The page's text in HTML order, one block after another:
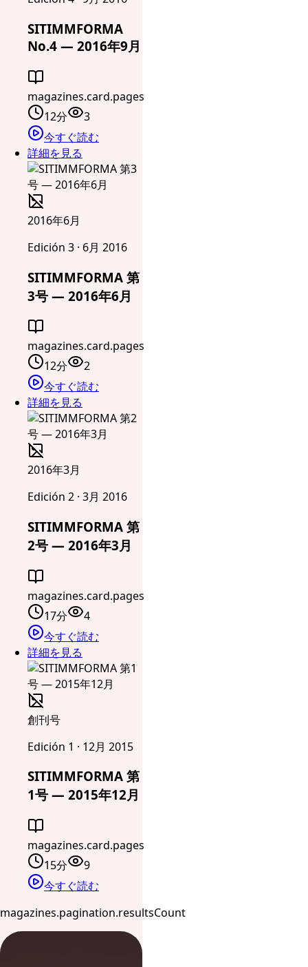
SITIMMFORMA
No.4 — 2016年9月
magazines.card.pages
12分
3
今すぐ読む
詳細を見る
2016年6月
Edición 3 · 6月 2016
SITIMMFORMA 第
3号 — 2016年6月
magazines.card.pages
12分
2
今すぐ読む
詳細を見る
2016年3月
Edición 2 · 3月 2016
SITIMMFORMA 第
2号 — 2016年3月
magazines.card.pages
17分
4
今すぐ読む
詳細を見る
創刊号
Edición 1 · 12月 2015
SITIMMFORMA 第
1号 — 2015年12月
magazines.card.pages
15分
9
今すぐ読む
magazines.pagination.resultsCount